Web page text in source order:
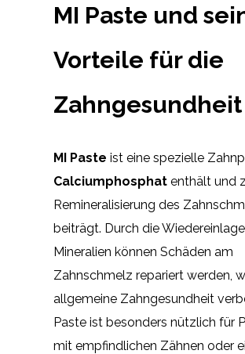
MI Paste und
Vorteile für die
Zahngesundheit
MI Paste ist eine spezielle
Calciumphosphat enthält und
Remineralisierung des
beiträgt. Durch die
Mineralien können Schäden am
Zahnschmelz repariert werden,
allgemeine Zahngesundheit
Paste ist besonders nützlich für
mit empfindlichen Zähnen oder